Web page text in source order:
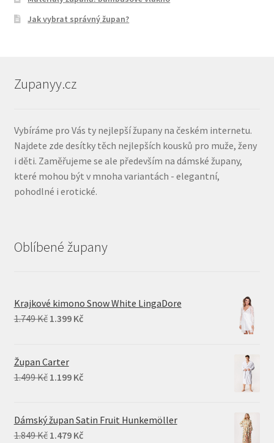
Jak vybrat správný župan?
Zupanyy.cz
Vybíráme pro Vás ty nejlepší župany na českém internetu.
Najdete zde desítky těch nejlepších kousků pro muže, ženy
i děti. Zaměřujeme se ale především na dámské župany,
které mohou být v mnoha variantách - elegantní,
pohodlné i erotické.
Oblíbené župany
Krajkové kimono Snow White LingaDore
1.749Kč Original
1.749 Kč.
1.399 KčCurrent
Župan Carter
1.499Kč Original
1.499 Kč.
1.199 KčCurrent
1.199 Kč.
Dámský župan Satin Fruit Hunkemöller
1.849Kč Original
1.479 KčCurrent